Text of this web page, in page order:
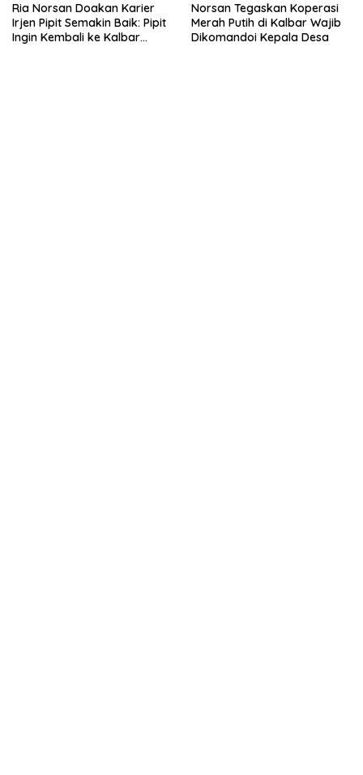
Ria Norsan Doakan Karier
Irjen Pipit Semakin Baik: Pipit
Ingin Kembali ke Kalbar
Norsan Tegaskan Koperasi
Merah Putih di Kalbar Wajib
Dikomandoi Kepala Desa